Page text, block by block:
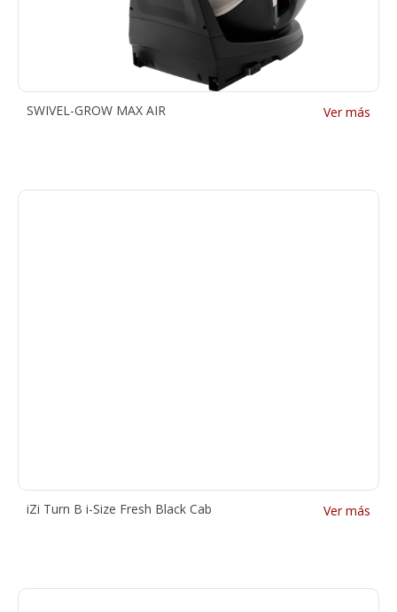
SWIVEL-GROW MAX AIR Ver más
iZi Turn B i-Size Fresh Black Cab Ver más